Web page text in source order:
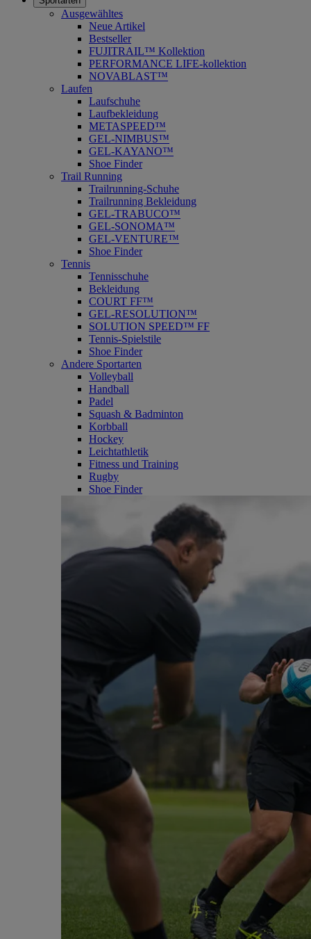
Ausgewähltes
Neue Artikel
Bestseller
FUJITRAIL™ Kollektion
PERFORMANCE LIFE-kollektion
NOVABLAST™
Laufen
Laufschuhe
Laufbekleidung
METASPEED™
GEL-NIMBUS™
GEL-KAYANO™
Shoe Finder
Trail Running
Trailrunning-Schuhe
Trailrunning Bekleidung
GEL-TRABUCO™
GEL-SONOMA™
GEL-VENTURE™
Shoe Finder
Tennis
Tennisschuhe
Bekleidung
COURT FF™
GEL-RESOLUTION™
SOLUTION SPEED™ FF
Tennis-Spielstile
Shoe Finder
Andere Sportarten
Volleyball
Handball
Padel
Squash & Badminton
Korbball
Hockey
Leichtathletik
Fitness und Training
Rugby
Shoe Finder